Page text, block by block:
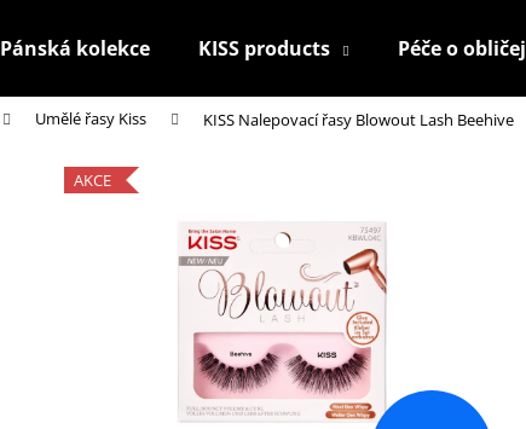
Pánská kolekce KISS products Péče o obličej
Umělé řasy Kiss KISS Nalepovací řasy Blowout Lash Beehive
AKCE
Co potřebujete najít?
HLEDAT
Doporučujeme